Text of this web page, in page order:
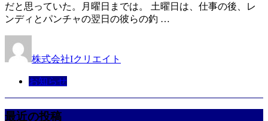
だと思っていた。月曜日までは。 土曜日は、仕事の後、レ
ンディとパンチャの翌日の彼らの釣 …
株式会社Iクリエイト
お知らせ
最近の投稿